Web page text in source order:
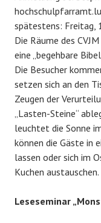
spätestens: Freitag,
Die Räume des
eine „begehbare
Die Besucher
setzen sich an den
Zeugen der
„Lasten-Steine“
leuchtet die Sonne
können die Gäste in
lassen oder sich im
Kuchen austauschen.
Leseseminar